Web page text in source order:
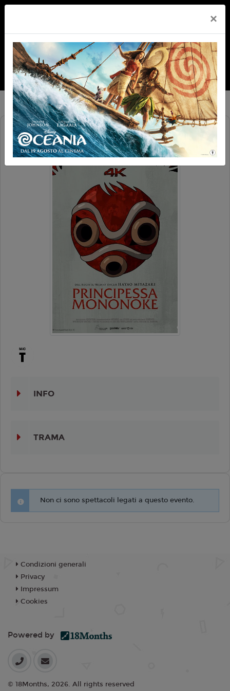
PRINCIPESSA MONONOKE 4K
INFO
TRAMA
Non ci sono spettacoli legati a questo evento.
×
Condizioni generali
Privacy
Impressum
Cookies
Powered by
© 18Months, 2026. All rights reserved